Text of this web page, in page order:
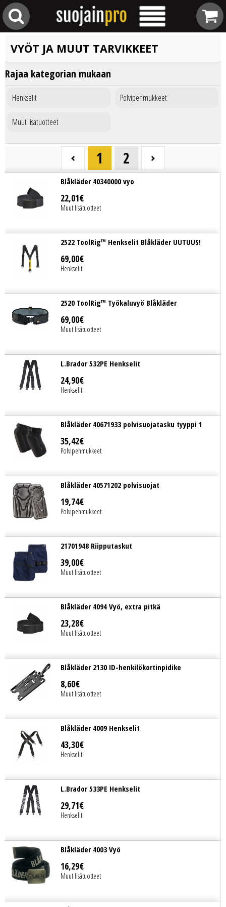
VYÖT JA MUUT TARVIKKEET
Rajaa kategorian mukaan
Henkselit Polvipehmukkeet
Muut lisätuotteet
1 2
Blåkläder 40340000 vyo
22,01€
Muut lisätuotteet
2522 ToolRig™ Henkselit Blåkläder UUTUUS!
69,00€
Henkselit
2520 ToolRig™ Työkaluvyö Blåkläder
69,00€
Muut lisätuotteet
L.Brador 532PE Henkselit
24,90€
Henkselit
Blåkläder 40671933 polvisuojatasku tyyppi 1
35,42€
Polvipehmukkeet
Blåkläder 40571202 polvisuojat
19,74€
Polvipehmukkeet
21701948 Riipputaskut
39,00€
Muut lisätuotteet
Blåkläder 4094 Vyö, extra pitkä
23,28€
Muut lisätuotteet
Blåkläder 2130 ID-henkilökortinpidike
8,60€
Muut lisätuotteet
Blåkläder 4009 Henkselit
43,30€
Henkselit
L.Brador 533PE Henkselit
29,71€
Henkselit
Blåkläder 4003 Vyö
16,29€
Muut lisätuotteet